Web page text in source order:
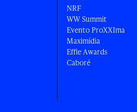
NRF
WW Summit
Evento ProXXIma
Maximídia
Effie Awards
Caboré